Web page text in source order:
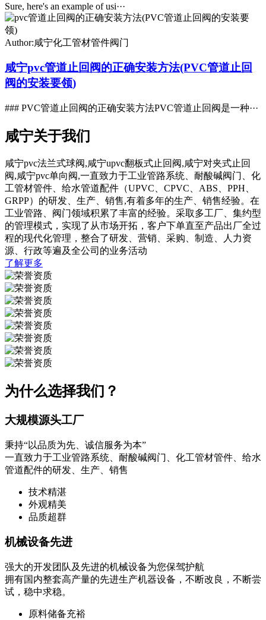
Sure, here's an example of usi···
Author:咸宁化工管材管件阀门
咸宁pvc管道止回阀的正确安装方法(PVC管道止回
阀的安装要领)
### PVC管道止回阀的正确安装方法PVC管道止回阀是一种···
咸宁关于我们
咸宁pvc法兰式球阀,咸宁upvc翻板式止回阀,咸宁对夹式止回
阀,咸宁pvc单向阀,一直致力于工业管路系统、耐酸碱阀门、化
工管材管件、给水管道配件（UPVC、CPVC、ABS、PPH、
GRPP）的研发、生产、销售,有着多年的生产、销售经验。在
工业管路、阀门领域积累了丰富的经验。采取多工厂、集约型
的管理模式，实现了从市场开拓，客户下单直至产品出厂全过
程的现代化管理，整合了研发、营销、采购、制造、人力资
源、行政等遍及全公司的业务活动
了解更多
为什么选择我们？
大规模源头工厂
秉持“以品质为先、诚信服务为本”
一直致力于工业管路系统、耐酸碱阀门、化工管材管件、给水
管道配件的研发、生产、销售
技术精湛
外观精美
品质超群
机械设备先进
强大的开发团队及先进的机械设备为您保驾护航
拥有国内整套高产量的先进生产机器设备，不断改良，不断尝
试，稳中求稳。
原料储备充裕